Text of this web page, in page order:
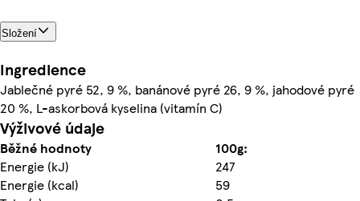
Složení
Ingredience
Jablečné pyré 52, 9 %, banánové pyré 26, 9 %, jahodové pyré
20 %, L-askorbová kyselina (vitamín C)
Výživové údaje
Běžné hodnoty
100g:
Energie (kJ)
247
Energie (kcal)
59